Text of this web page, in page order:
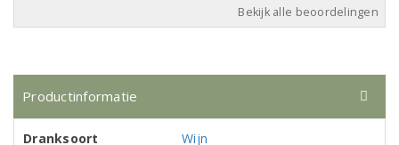
Bekijk alle beoordelingen
Productinformatie
Dranksoort
Wijn